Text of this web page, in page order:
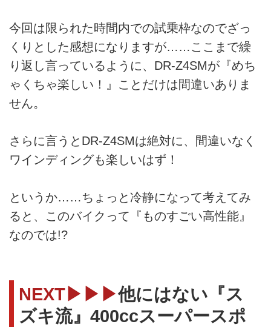
今回は限られた時間内での試乗枠なのでざっ
くりとした感想になりますが……ここまで繰
り返し言っているように、DR-Z4SMが『めち
ゃくちゃ楽しい！』ことだけは間違いありま
せん。
さらに言うとDR-Z4SMは絶対に、間違いなく
ワインディングも楽しいはず！
というか……ちょっと冷静になって考えてみ
ると、このバイクって『ものすごい高性能』
なのでは!?
NEXT▶▶▶他にはない『ス
ズキ流』400ccスーパースポ